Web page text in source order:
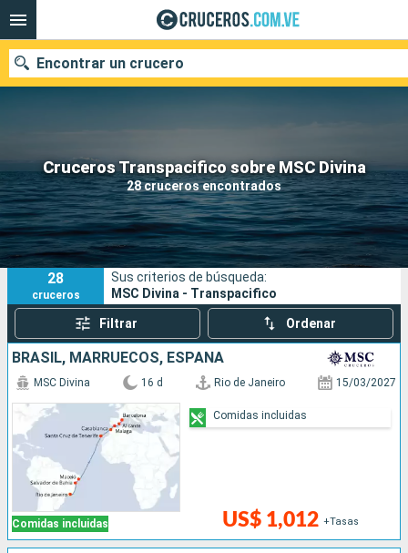
Cruceros Transpacifico sobre MSC Divina
28 cruceros encontrados
Encontrar un crucero
Nuestros destinos
Fecha de salida
Puertos Compañías
Buscar
28
cruceros
Sus criterios de búsqueda:
MSC Divina - Transpacifico
Filtrar Ordenar
BRASIL, MARRUECOS, ESPAÑA
Comidas incluidas
MSC Divina 16 d Rio de Janeiro 15/03/2027
US$ 1,012 +Tasas
Comidas incluidas